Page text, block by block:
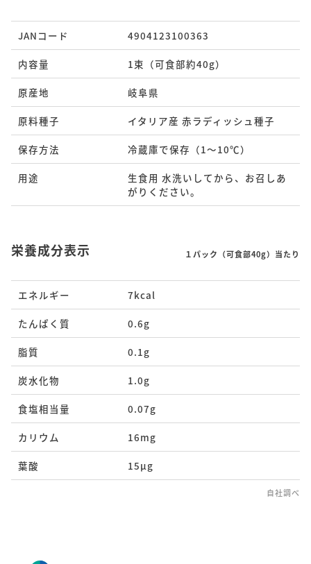
JANコード 4904123100363
内容量 1束（可食部約40g）
原産地 岐阜県
原料種⼦ イタリア産 赤ラディッシュ種子
保存⽅法 冷蔵庫で保存（1～10℃）
⽤途
生食用 水洗いしてから、お召しあ
がりください。
栄養成分表示 １パック（可食部40g）当たり
エネルギー 7kcal
たんぱく質 0.6g
脂質 0.1g
炭⽔化物 1.0g
⾷塩相当量 0.07g
カリウム 16mg
葉酸 15μg
自社調べ